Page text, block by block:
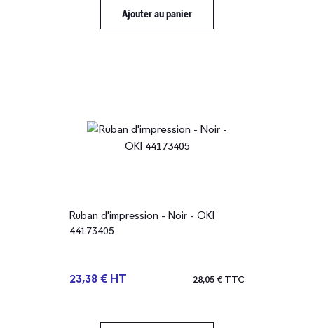
Ajouter au panier
Ruban d'impression - Noir - OKI
44173405
23,38 € HT 28,05 € TTC